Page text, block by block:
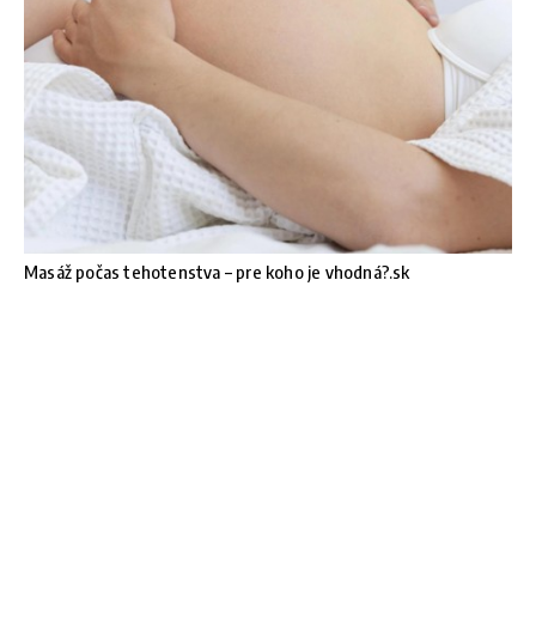
Masáž počas tehotenstva – pre koho je vhodná?.sk